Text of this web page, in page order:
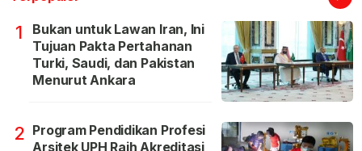
1
Bukan untuk Lawan Iran, Ini
Tujuan Pakta Pertahanan
Turki, Saudi, dan Pakistan
Menurut Ankara
2 Program Pendidikan Profesi
Arsitek UPH Raih Akreditasi